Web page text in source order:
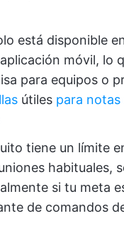
está disponible
móvil, lo
para equipos o
útiles para notas
tiene un límite
habituales,
si tu meta
de comandos